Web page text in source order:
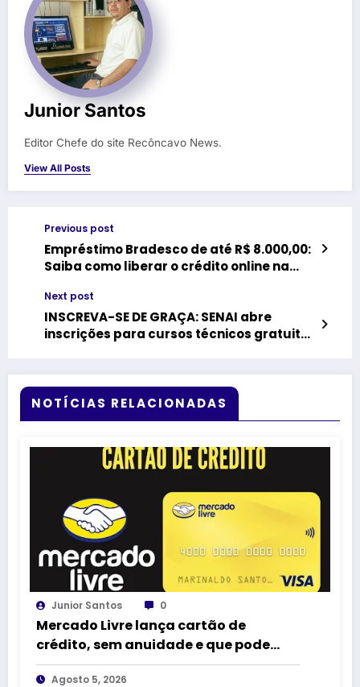
Junior Santos
Editor Chefe do site Recôncavo News.
View All Posts
Previous post
Empréstimo Bradesco de até R$ 8.000,00:
Saiba como liberar o crédito online na
Next post
INSCREVA-SE DE GRAÇA: SENAI abre
inscrições para cursos técnicos gratuitos
NOTÍCIAS RELACIONADAS
Junior Santos 0
Mercado Livre lança cartão de
crédito, sem anuidade e que pode
parcelar compras em até 18x sem
juros
Agosto 5, 2026